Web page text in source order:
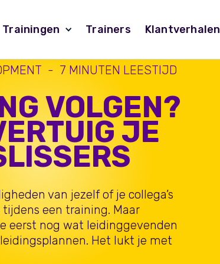
Trainingen Trainers Klantverhalen
- 7 MINUTEN LEESTIJD
VOLGEN?
JE
van jezelf of je collega’s
een training. Maar
eerst nog wat leidinggevenden
Het lukt je met